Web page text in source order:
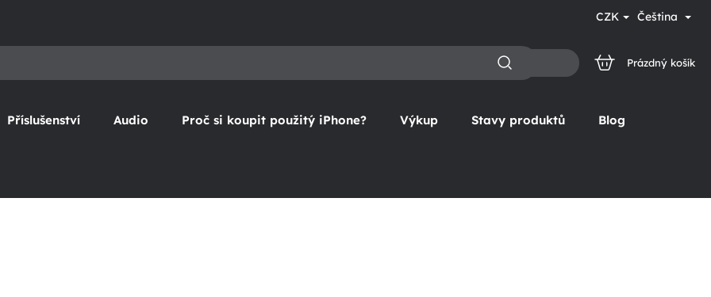
CZK Čeština
NÁKUPNÍ
Prázdný košík
Příslušenství Audio Proč si koupit použitý iPhone? Výkup Stavy produktů Blog